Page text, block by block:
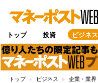
トップ 投資 ビジネス
トップ ビジネス 企業・業界